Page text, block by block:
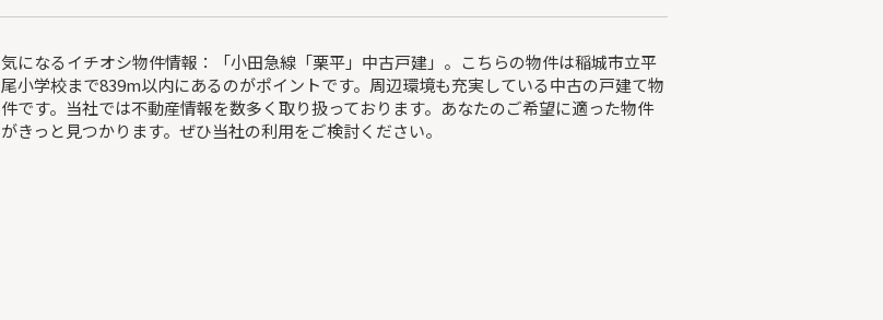
気になるイチオシ物件情報：「小田急線「栗平」中古戸建」。こちらの物件は稲城市立平
尾小学校まで839m以内にあるのがポイントです。周辺環境も充実している中古の戸建て物
件です。当社では不動産情報を数多く取り扱っております。あなたのご希望に適った物件
がきっと見つかります。ぜひ当社の利用をご検討ください。